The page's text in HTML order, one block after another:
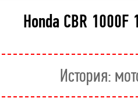
Honda CBR
История: